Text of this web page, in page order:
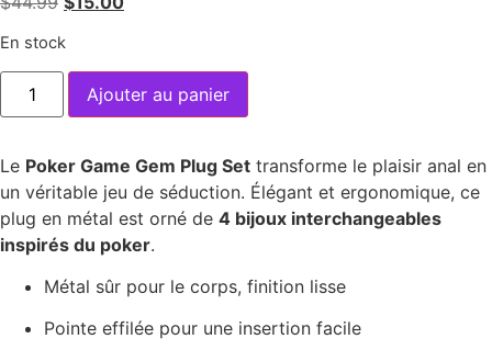
notations
En stock
Ajouter au panier
Le Poker Game Gem Plug Set transforme le plaisir anal en
un véritable jeu de séduction. Élégant et ergonomique, ce
plug en métal est orné de 4 bijoux interchangeables
inspirés du poker.
Métal sûr pour le corps, finition lisse
Pointe effilée pour une insertion facile